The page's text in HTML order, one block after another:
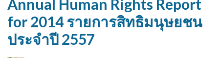
Annual Human Rights Report
for 2014 รายการสิทธิมนุษยชน
ประจำปี 2557